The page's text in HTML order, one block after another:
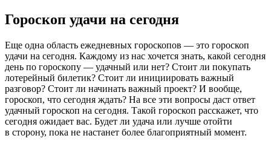
Гороскоп удачи на сегодня
Еще одна область ежедневных гороскопов — это гороскоп
удачи на сегодня. Каждому из нас хочется знать, какой сегодня
день по гороскопу — удачный или нет? Стоит ли покупать
лотерейный билетик? Стоит ли инициировать важный
разговор? Стоит ли начинать важный проект? И вообще,
гороскоп, что сегодня ждать? На все эти вопросы даст ответ
удачный гороскоп на сегодня. Такой гороскоп расскажет, что
сегодня ожидает вас. Будет ли удача или лучше отойти
в сторону, пока не настанет более благоприятный момент.